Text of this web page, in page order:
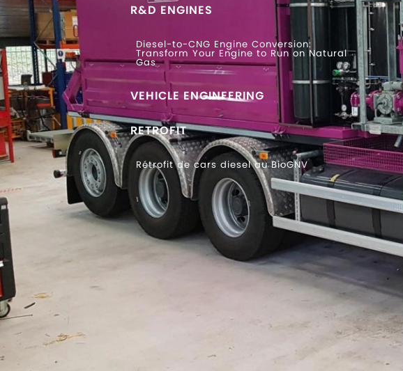
R&D ENGINES
Diesel-to-CNG Engine Conversion:
Transform Your Engine to Run on Natural
Gas
VEHICLE ENGINEERING
RETROFIT
Rétrofit de cars diesel au BioGNV